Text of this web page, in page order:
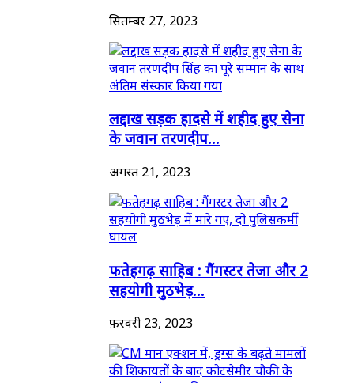
सितम्बर 27, 2023
लद्दाख सड़क हादसे में शहीद हुए सेना
के जवान तरणदीप...
अगस्त 21, 2023
फतेहगढ़ साहिब : गैंगस्टर तेजा और 2
सहयोगी मुठभेड़...
फ़रवरी 23, 2023